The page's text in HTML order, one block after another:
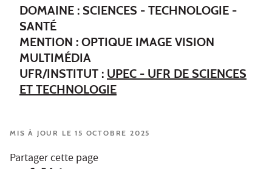
DOMAINE : SCIENCES - TECHNOLOGIE -
SANTÉ
MENTION : OPTIQUE IMAGE VISION
MULTIMÉDIA
UFR/INSTITUT : UPEC - UFR DE SCIENCES
ET TECHNOLOGIE
MIS À JOUR LE 15 OCTOBRE 2025
Partager cette page